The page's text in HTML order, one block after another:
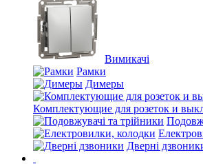
Вимикачі
Рамки
Димеры
Комплектующие для розеток и
Дверні